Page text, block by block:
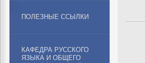
ПОЛЕЗНЫЕ ССЫЛКИ
КАФЕДРА РУССКОГО
ЯЗЫКА И ОБЩЕГО